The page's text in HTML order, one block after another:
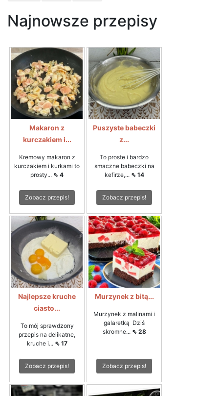
Najnowsze przepisy
Makaron z
kurczakiem i...
Kremowy makaron z
kurczakiem i kurkami to
prosty... ⇖ 4
Zobacz przepis!
Puszyste babeczki
z...
To proste i bardzo
smaczne babeczki na
kefirze,... ⇖ 14
Zobacz przepis!
Najlepsze kruche
ciasto...
To mój sprawdzony
przepis na delikatne,
kruche i... ⇖ 17
Zobacz przepis!
Murzynek z bitą...
Murzynek z malinami i
galaretką Dziś
skromne... ⇖ 28
Zobacz przepis!